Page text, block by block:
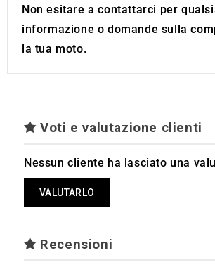
Non esitare a contattarci per
informazione o domande sulla
la tua moto.
Voti e valutazione clienti
Nessun cliente ha lasciato una
VALUTARLO
Recensioni